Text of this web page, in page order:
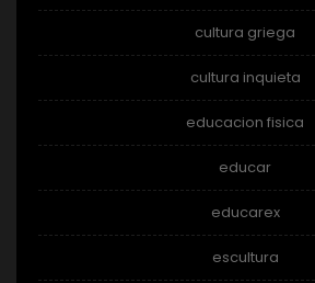
cultura griega
cultura inquieta
educacion fisica
educar
educarex
escultura